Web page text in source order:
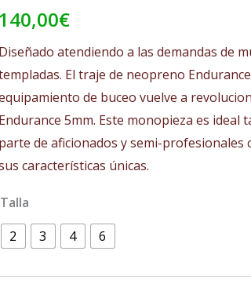
140,00€
Diseñado atendiendo a las demandas de
El traje de neopreno
de buceo vuelve a
Endurance 5mm. Este monopieza es
parte de aficionados y semi-
características únicas.
Talla
2
3 4 6
Endurance
cantidad